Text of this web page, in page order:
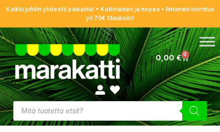
Kaikki juhliin yhdestä paikasta! • Kotimainen ja nopea • Ilmainen toimitus
yli 70€ tilauksiin!
0,00€ 0